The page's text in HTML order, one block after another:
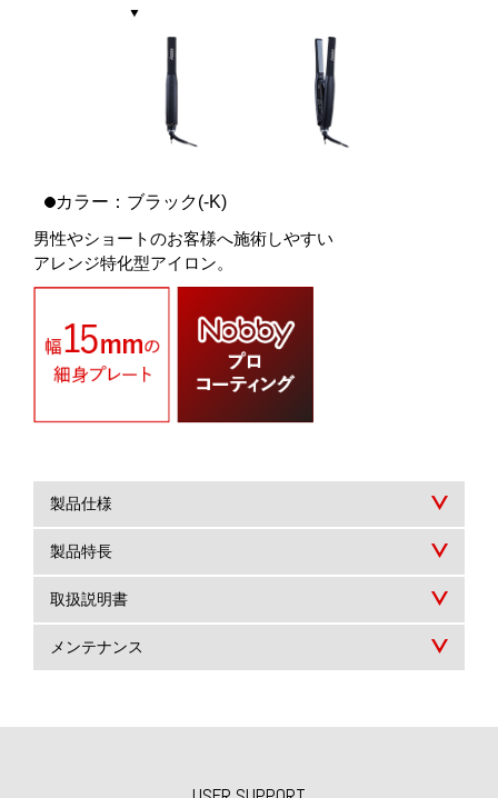
カラー：ブラック(-K)
男性やショートのお客様へ施術しやすい
アレンジ特化型アイロン。
製品仕様
製品特長
取扱説明書
メンテナンス